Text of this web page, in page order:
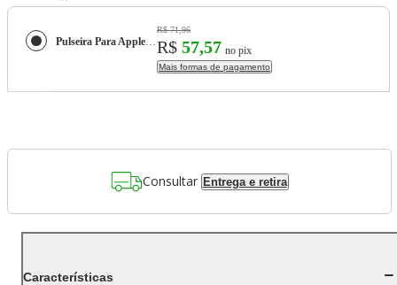
Pulseira Para Apple Watch 38mm / 40mm Nylon Trigger - Rosa - Gshield
R$ 71,96
R$ 57,57 no pix
Mais formas de pagamento
Consultar Entrega e retira
Características